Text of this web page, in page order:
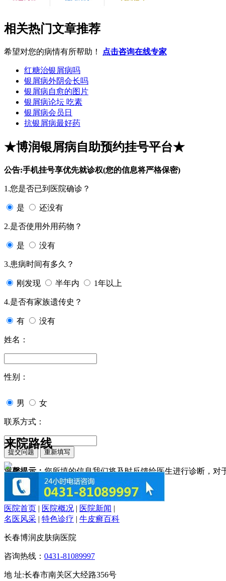
相关热门文章推荐
希望对您的病情有所帮助！ 点击咨询在线专家
红糖治银屑病吗
银屑病外阴会长吗
银屑病自愈的图片
银屑病论坛 吃素
银屑病会员日
抗银屑病最好药
★博润银屑病自助预约挂号平台★
公告:手机挂号享优先就诊权(您的信息将严格保密)
1.您是否已到医院确诊？
是 还没有
2.是否使用外用药物？
是 没有
3.患病时间有多久？
刚发现 半年内 1年以上
4.是否有家族遗传史？
有 没有
姓名：
性别：
男 女
联系方式：
温馨提示：您所填的信息我们将及时反馈给医生进行诊断，对
来院路线
医院首页 | 医院概况 | 医院新闻 |
名医风采 | 特色诊疗 | 牛皮癣百科
长春博润皮肤病医院
咨询热线： 0431-81089997
地 址:长春市南关区大经路356号